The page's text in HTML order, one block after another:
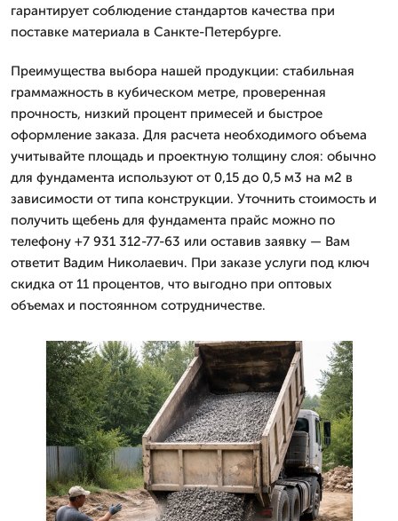
гарантирует соблюдение стандартов качества при
поставке материала в Санкте-Петербурге.
Преимущества выбора нашей продукции: стабильная
граммажность в кубическом метре, проверенная
прочность, низкий процент примесей и быстрое
оформление заказа. Для расчета необходимого объема
учитывайте площадь и проектную толщину слоя: обычно
для фундамента используют от 0,15 до 0,5 м3 на м2 в
зависимости от типа конструкции. Уточнить стоимость и
получить щебень для фундамента прайс можно по
телефону +7 931 312-77-63 или оставив заявку — Вам
ответит Вадим Николаевич. При заказе услуги под ключ
скидка от 11 процентов, что выгодно при оптовых
объемах и постоянном сотрудничестве.